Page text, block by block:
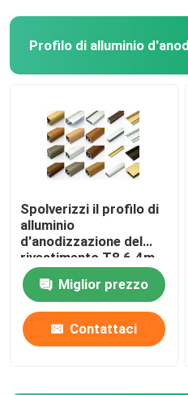
Profilo di alluminio
Spolverizzi il profilo di
alluminio
d'anodizzazione del
rivestimento T8 6.4m
Miglior prezzo
Contattaci